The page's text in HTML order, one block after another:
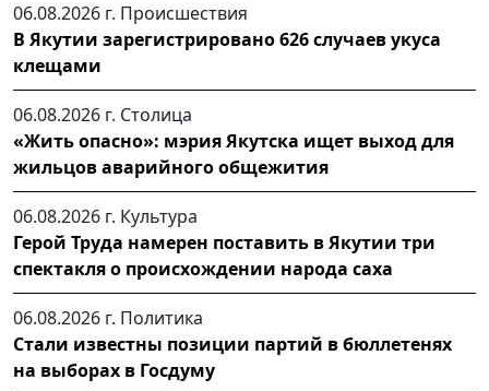
06.08.2026 г. Происшествия
В Якутии зарегистрировано 626 случаев укуса
клещами
06.08.2026 г. Столица
«Жить опасно»: мэрия Якутска ищет выход для
жильцов аварийного общежития
06.08.2026 г. Культура
Герой Труда намерен поставить в Якутии три
спектакля о происхождении народа саха
06.08.2026 г. Политика
Стали известны позиции партий в бюллетенях
на выборах в Госдуму